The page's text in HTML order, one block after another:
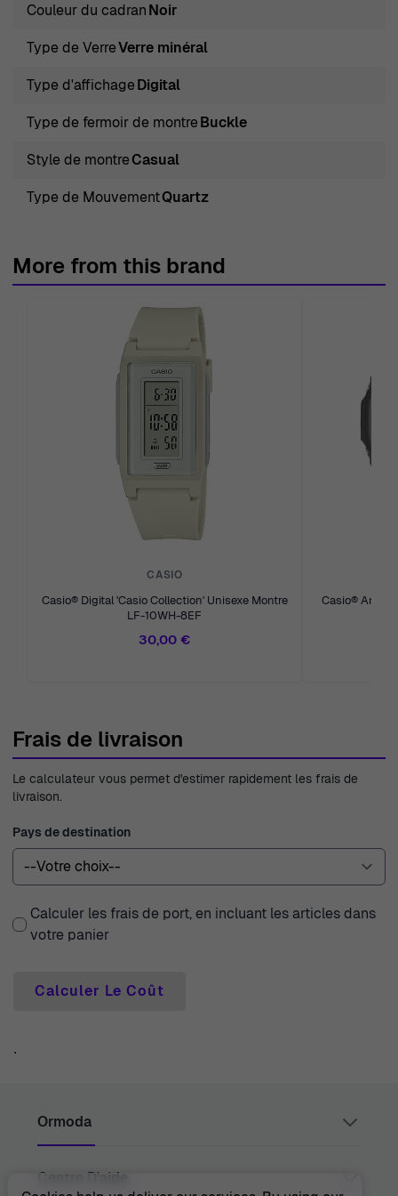
Couleur du cadranNoir
Type de VerreVerre minéral
Type d'affichageDigital
Type de fermoir de montreBuckle
Style de montreCasual
Type de MouvementQuartz
More from this brand
CASIO
Casio® Digital 'Casio Collection' Unisexe Montre
LF-10WH-8EF
30,00 €
Casio®
Frais de livraison
Le calculateur vous permet d'estimer rapidement les frais de
livraison.
Pays de destination
Calculer les frais de port, en incluant les articles dans
votre panier
Calculer Le Coût
`
Ormoda
Juul Grietensstraat 9/11, 2140 Antwerp, Belgium
Centre D'aide